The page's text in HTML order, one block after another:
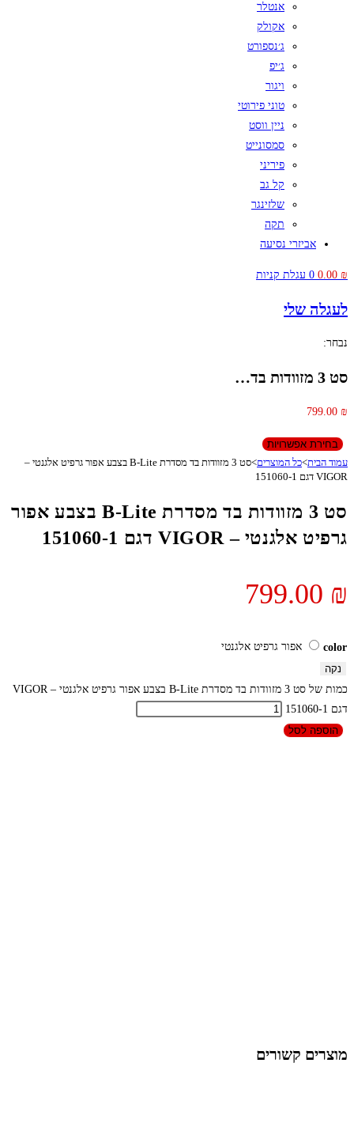
אנטלר
אקולק
ג׳נספורט
ג׳יפ
ויגור
טוני פירוטי
ניין ווסט
סמסונייט
פיריני
קל גב
שלזינגר
תקה
אביזרי נסיעה
0.00 ₪
0 עגלת קניות
לעגלה שלי
נבחר:
סט 3 מזוודות בד…
799.00 ₪
בחירת אפשרויות
עמוד הבית>כל המוצרים>
סט 3 מזוודות בד מסדרת B-Lite בצבע אפור גרפיט אלגנטי –
VIGOR דגם 151060-1
סט 3 מזוודות בד מסדרת B-Lite בצבע אפור
גרפיט אלגנטי – VIGOR דגם 151060-1
799.00 ₪
color
אפור גרפיט אלגנטי
נקה
כמות של סט 3 מזוודות בד מסדרת B-Lite בצבע אפור גרפיט אלגנטי – VIGOR
דגם 151060-1
הוספה לסל
מוצרים קשורים